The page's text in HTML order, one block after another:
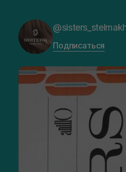
Подписаться